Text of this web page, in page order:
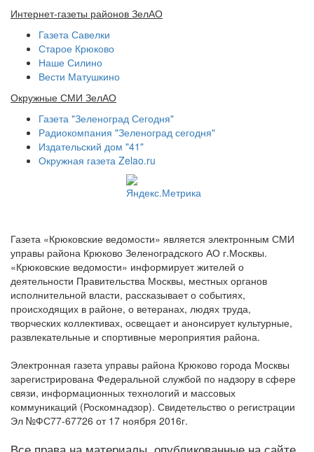
Интернет-газеты районов ЗелАО
Газета Савелки
Старое Крюково
Наше Силино
Вести Матушкино
Окружные СМИ ЗелАО
Газета "Зеленоград Сегодня"
Радиокомпания "Зеленоград сегодня"
Издательский дом "41"
Окружная газета Zelao.ru
Газета «Крюковские ведомости» является электронным СМИ
управы района Крюково Зеленоградского АО г.Москвы.
«Крюковские ведомости» информирует жителей о
деятельности Правительства Москвы, местных органов
исполнительной власти, рассказывает о событиях,
происходящих в районе, о ветеранах, людях труда,
творческих коллективах, освещает и анонсирует культурные,
развлекательные и спортивные мероприятия района.
Электронная газета управы района Крюково города Москвы
зарегистрирована Федеральной службой по надзору в сфере
связи, информационных технологий и массовых
коммуникаций (Роскомнадзор). Свидетельство о регистрации
Эл №ФС77-67726 от 17 ноября 2016г.